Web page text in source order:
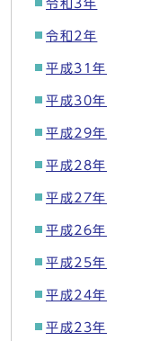
令和3年
令和2年
平成31年
平成30年
平成29年
平成28年
平成27年
平成26年
平成25年
平成24年
平成23年